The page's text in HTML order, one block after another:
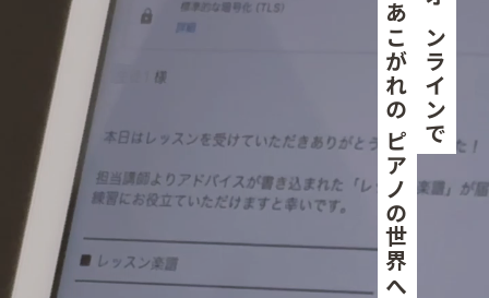
オンラインで
あこがれの ピアノの世界へ